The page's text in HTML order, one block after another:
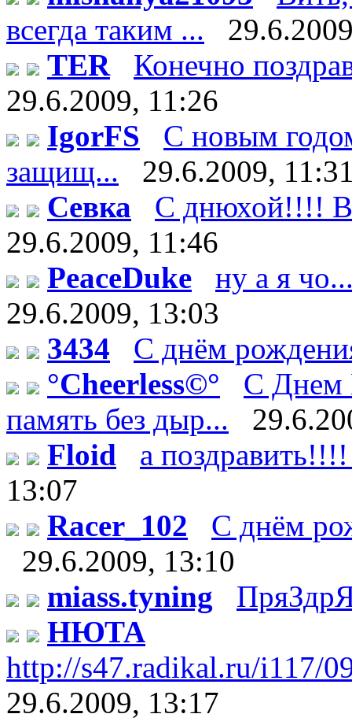
всегда таким ...
TER
Конечно
29.6.2009, 11:26
IgorFS
С новым
защищ...
29.6.2009,
Севка
С днюхой!!!!
29.6.2009, 11:46
PeaceDuke
ну а я
29.6.2009, 13:03
3434
С днём
°Cheerless©°
C Днем
память без дыр...
Floid
а
13:07
Racer_102
С днём
29.6.2009, 13:10
miass.tyning
НЮТА
http://s47.radikal.ru/i117/
29.6.2009, 13:17